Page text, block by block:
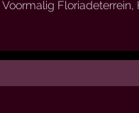
Voormalig Floriadeterrein,